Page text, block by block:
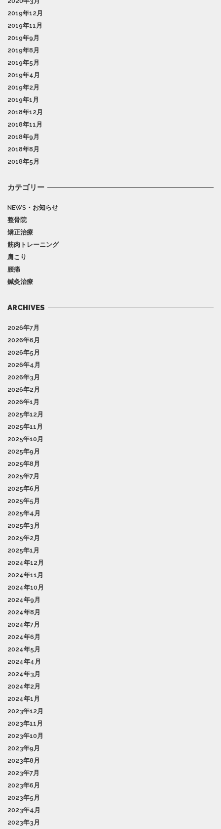
2019年12月
2019年11月
2019年9月
2019年8月
2019年5月
2019年4月
2019年2月
2019年1月
2018年12月
2018年11月
2018年9月
2018年8月
2018年5月
カテゴリー
NEWS・お知らせ
整骨院
矯正治療
筋肉トレーニング
肩こり
腰痛
鍼灸治療
ARCHIVES
2026年7月
2026年6月
2026年5月
2026年4月
2026年3月
2026年2月
2026年1月
2025年12月
2025年11月
2025年10月
2025年9月
2025年8月
2025年7月
2025年6月
2025年5月
2025年4月
2025年3月
2025年2月
2025年1月
2024年12月
2024年11月
2024年10月
2024年9月
2024年8月
2024年7月
2024年6月
2024年5月
2024年4月
2024年3月
2024年2月
2024年1月
2023年12月
2023年11月
2023年10月
2023年9月
2023年8月
2023年7月
2023年6月
2023年5月
2023年4月
2023年3月